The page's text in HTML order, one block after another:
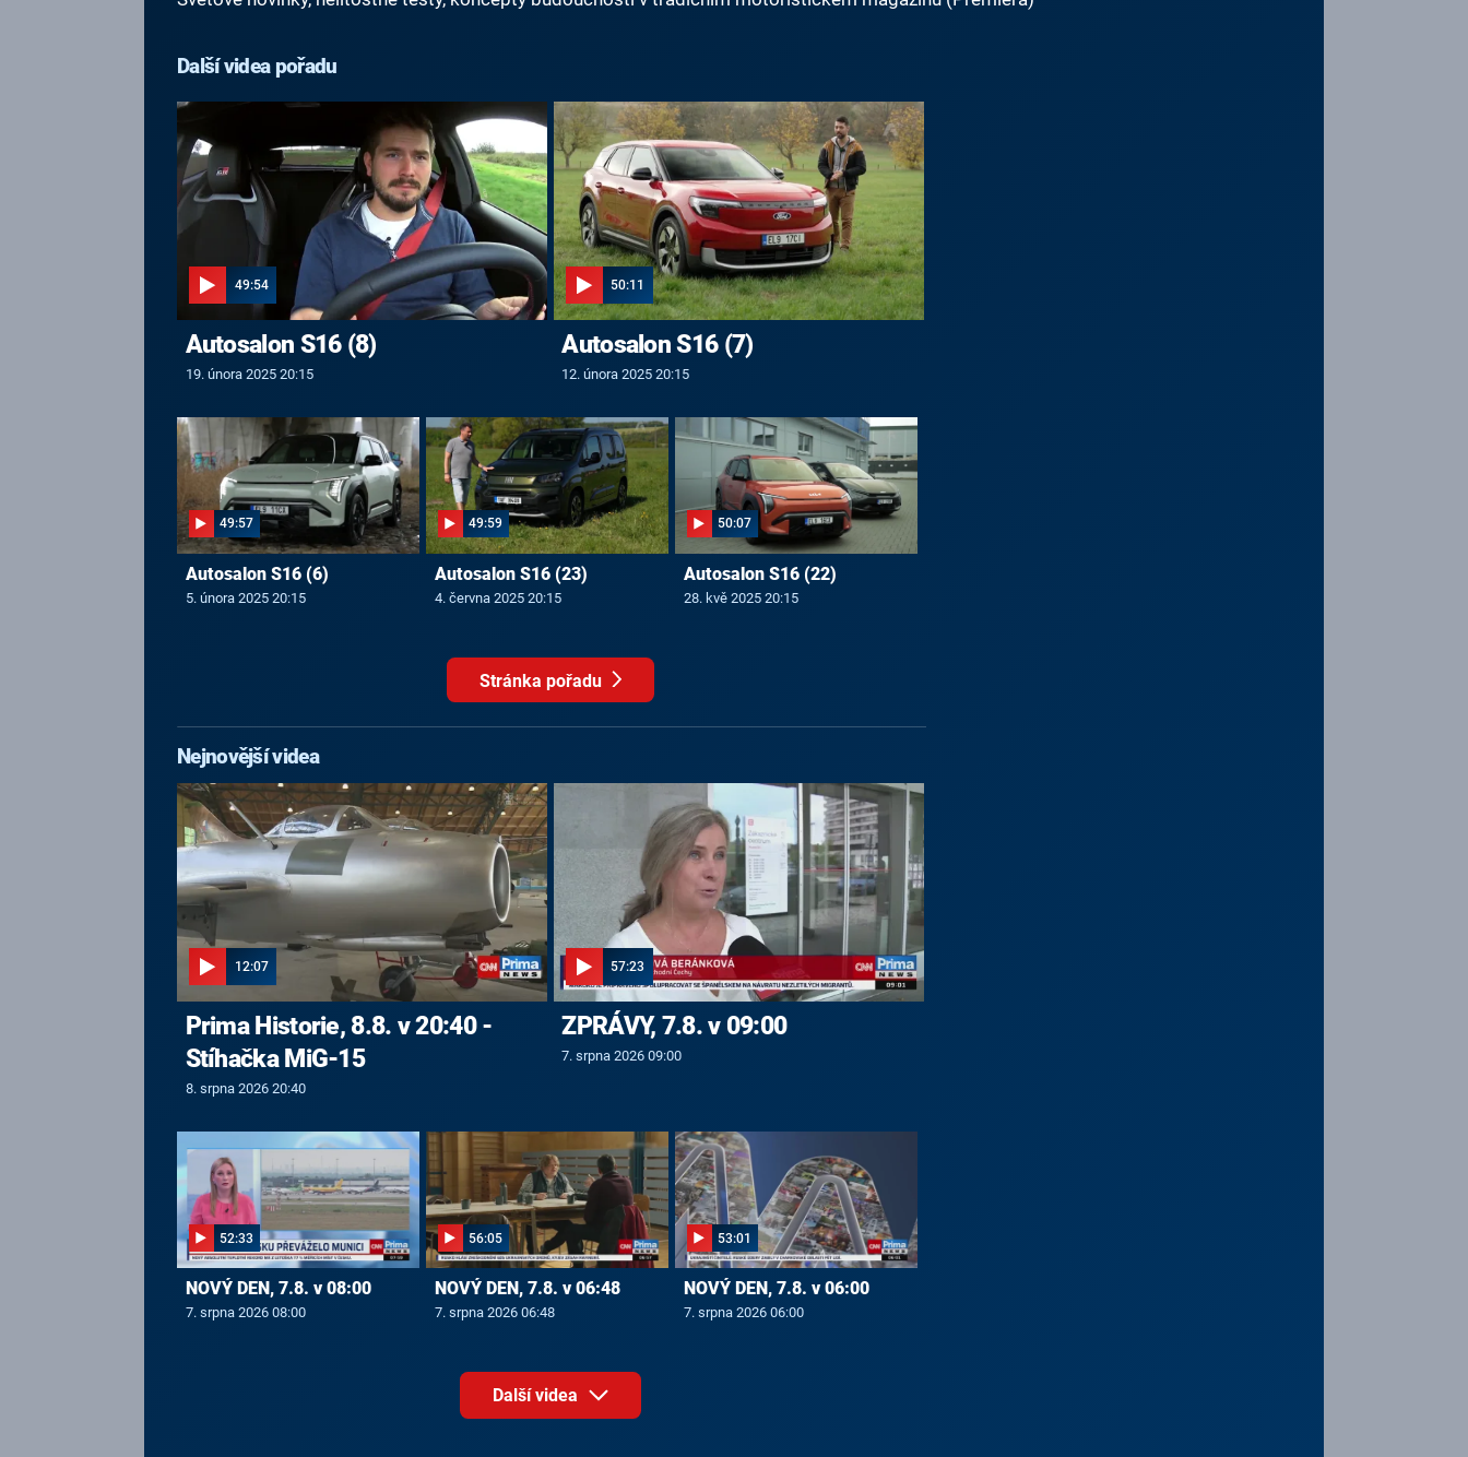
Další videa pořadu
49:54
Autosalon S16 (8)
19. února 2025 20:15
50:11
Autosalon S16 (7)
12. února 2025 20:15
49:57
Autosalon S16 (6)
5. února 2025 20:15
49:59
Autosalon S16 (23)
4. června 2025 20:15
50:07
Autosalon S16 (22)
28. kvě 2025 20:15
Stránka pořadu
Nejnovější videa
12:07
Prima Historie, 8.8. v 20:40 -
Stíhačka MiG-15
8. srpna 2026 20:40
57:23
ZPRÁVY, 7.8. v 09:00
7. srpna 2026 09:00
52:33
NOVÝ DEN, 7.8. v 08:00
7. srpna 2026 08:00
56:05
NOVÝ DEN, 7.8. v 06:48
7. srpna 2026 06:48
53:01
NOVÝ DEN, 7.8. v 06:00
7. srpna 2026 06:00
Další videa